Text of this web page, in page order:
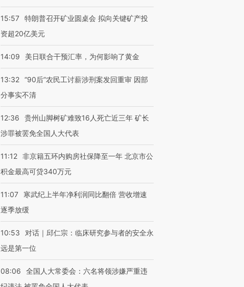
15:57 特朗普召开矿业圆桌会 拟向关键矿产投
资超20亿美元
14:09 美日联合干预汇率，为何影响了黄金
13:32 “90后”农民工讨薪涉刑案发回重审 因部
分事实不清
12:36
贵州山脚树矿难致16人死亡近三年 矿长
涉罪被罢免全国人大代表
11:12 非京籍五环内购房社保降至一年 北京市公
积金最高可贷340万元
11:07
寒武纪上半年净利润同比翻倍 营收增速
逐季放缓
10:53
对话｜邱仁宗：临床研究参与者的安全永
远是第一位
08:06
全国人大常委会：六名将领涉嫌严重违